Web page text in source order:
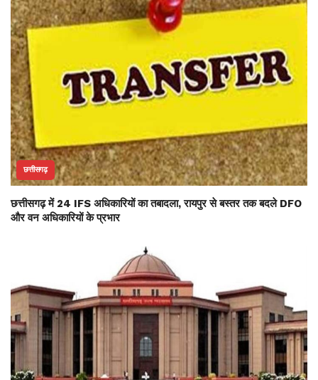
छत्तीसगढ़
छत्तीसगढ़ में 24 IFS अधिकारियों का तबादला, रायपुर से बस्तर तक बदले DFO
और वन अधिकारियों के प्रभार